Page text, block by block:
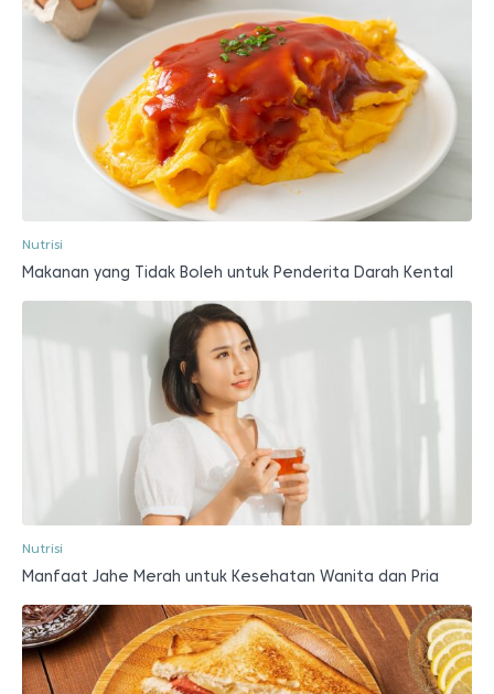
Nutrisi
Makanan yang Tidak Boleh untuk Penderita Darah Kental
Nutrisi
Manfaat Jahe Merah untuk Kesehatan Wanita dan Pria